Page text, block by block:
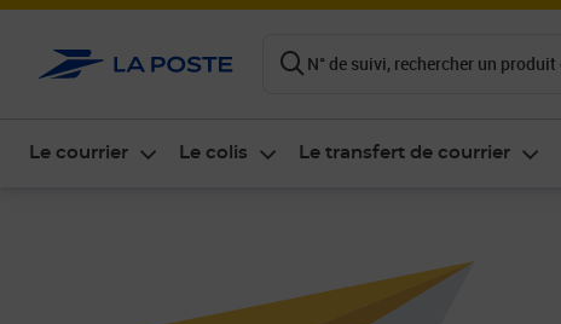
N° de suivi, rechercher un
Le courrier Le colis Le transfert de courrier